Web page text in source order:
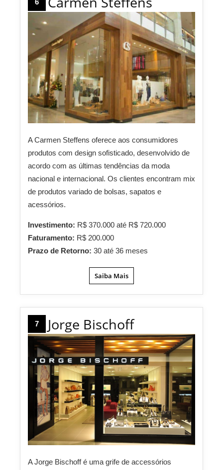
6
A Carmen Steffens oferece aos consumidores
produtos com design sofisticado, desenvolvido de
acordo com as últimas tendências da moda
nacional e internacional. Os clientes encontram mix
de produtos variado de bolsas, sapatos e
acessórios.
Investimento: R$ 370.000 até R$ 720.000
Faturamento: R$ 200.000
Prazo de Retorno: 30 até 36 meses
Saiba Mais
7 Jorge Bischoff
A Jorge Bischoff é uma grife de accessórios